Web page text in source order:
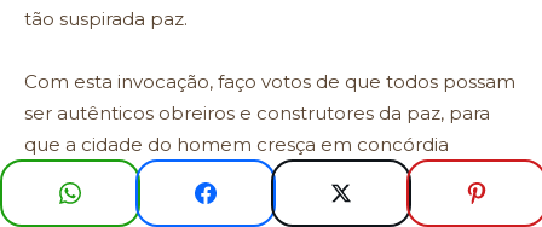
tão suspirada paz.
Com esta invocação, faço votos de que todos possam
ser autênticos obreiros e construtores da paz, para
que a cidade do homem cresça em concórdia
fraterna, na prosperidade e na paz.